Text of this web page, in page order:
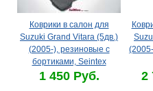
Коврики в салон для
Suzuki Grand Vitara (5дв.)
(2005-), резиновые с
бортиками, Seintex
1 450 Руб. 2